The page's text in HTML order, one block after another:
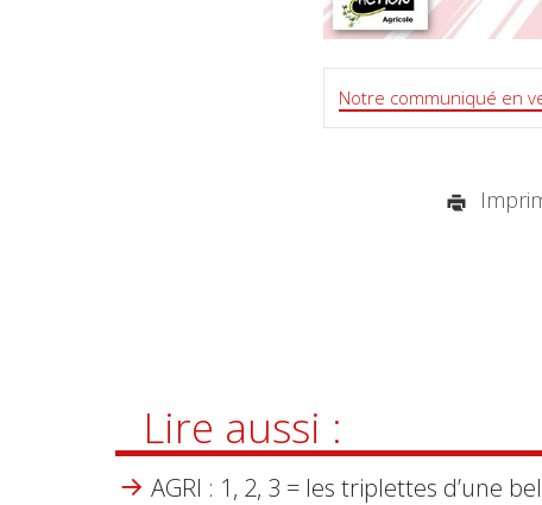
Notre communiqué en
Lire aussi :
AGRI : 1, 2, 3 = les triplettes d’une